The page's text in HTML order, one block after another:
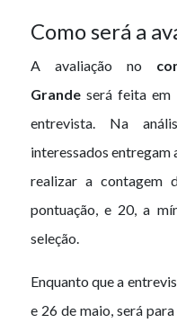
Como será a
A avaliação no
Grandeserá feita em
entrevista. Na
interessados entregam
realizar a contagem
pontuação, e 20, a
seleção.
Enquanto que a
e 26 de maio, será